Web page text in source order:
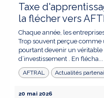
Taxe
la flécher vers
Chaque année, les
Trop souvent perçue
pourtant devenir un
d’investissement . En flécha...
AFTRAL Actualités
20 mai 2026